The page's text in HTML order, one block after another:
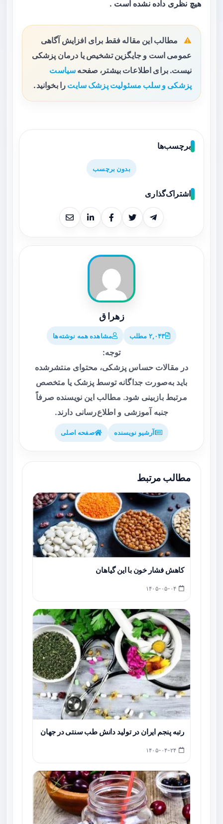
هیچ نظری داده نشده است .
مطالب این مقاله فقط برای افزایش آگاهی
عمومی است و جایگزین تشخیص یا درمان پزشکی
نیست. برای اطلاعات بیشتر، صفحه سیاست
پزشکی و سلب مسئولیت پزشک سایت را بخوانید.
برچسب‌ها
بدون برچسب
اشتراک‌گذاری
زهرا ق
۲,۰۴۳ مطلب مشاهده همه نوشته‌ها
توجه:
در مقالات حساس پزشکی، محتوای منتشرشده
باید به‌صورت جداگانه توسط پزشک یا متخصص
مرتبط بازبینی شود. مطالب این نویسنده صرفاً
جنبه آموزشی و اطلاع‌رسانی دارند.
آرشیو نویسنده صفحه اصلی
مطالب مرتبط
کاهش فشار خون با این گیاهان
رتبه پنجم ایران در تولید دانش طب سنتی در جهان